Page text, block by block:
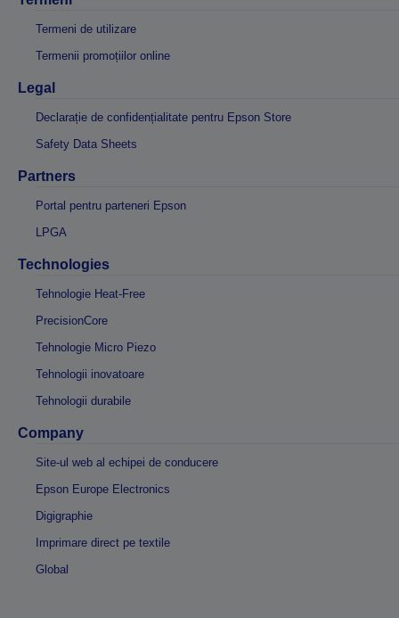
Termeni de utilizare
Termenii promoțiilor online
Legal
Declarație de confidențialitate pentru Epson Store
Safety Data Sheets
Partners
Portal pentru parteneri Epson
LPGA
Technologies
Tehnologie Heat-Free
PrecisionCore
Tehnologie Micro Piezo
Tehnologii inovatoare
Tehnologii durabile
Company
Site-ul web al echipei de conducere
Epson Europe Electronics
Digigraphie
Imprimare direct pe textile
Global